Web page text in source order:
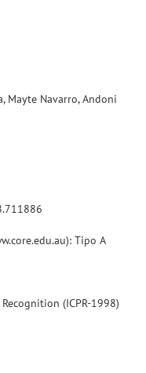
Mayte Navarro, Andoni
Tipo A
(ICPR-1998)